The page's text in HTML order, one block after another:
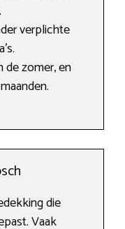
verplichte
de zomer, en
die
Vaak